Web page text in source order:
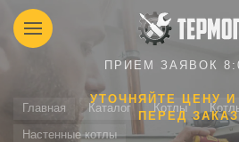
ПРИЕМ ЗАЯВОК
УТОЧНЯЙТЕ ЦЕНУ
ПЕРЕД
Главная Каталог Котлы
Настенные котлы